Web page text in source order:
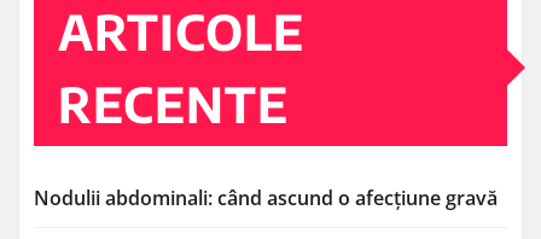
ARTICOLE
RECENTE
Nodulii abdominali: când ascund o afecțiune gravă